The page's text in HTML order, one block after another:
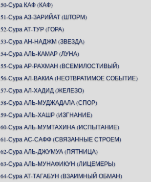
50-Сура КАФ (КАФ)
51-Сура АЗ-ЗАРИЙАТ (ШТОРМ)
52-Сура АТ-ТУР (ГОРА)
53-Сура АН-НАДЖМ (ЗВЕЗДА)
54-Сура АЛЬ-КАМАР (ЛУНА)
55-Сура АР-РАХМАН (ВСЕМИЛОСТИВЫЙ)
56-Сура АЛ-ВАКИА (НЕОТВРАТИМОЕ СОБЫТИЕ)
57-Сура АЛ-ХАДИД (ЖЕЛЕЗО)
58-Сура АЛЬ-МУДЖАДАЛА (СПОР)
59-Сура АЛЬ-ХАШР (ИЗГНАНИЕ)
60-Сура АЛЬ-МУМТАХИНА (ИСПЫТАНИЕ)
61-Сура АС-САФФ (СВЯЗАННЫЕ СТРОЕМ)
62-Сура АЛЬ-ДЖУМУА (ПЯТНИЦА)
63-Сура АЛЬ-МУНАФИКУН (ЛИЦЕМЕРЫ)
64-Сура АТ-ТАГАБУН (ВЗАИМНЫЙ ОБМАН)